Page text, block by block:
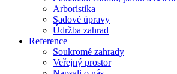
Arboristika
Sadové úpravy
Údržba zahrad
Reference
Soukromé zahrady
Veřejný prostor